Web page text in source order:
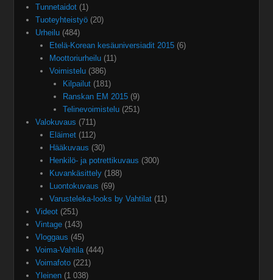
Tunnetaidot (1)
Tuoteyhteistyö (20)
Urheilu (484)
Etelä-Korean kesäuniversiadit 2015(6)
Moottoriurheilu(11)
Voimistelu(386)
Kilpailut (181)
Ranskan EM 2015 (9)
Telinevoimistelu (251)
Valokuvaus (711)
Eläimet(112)
Hääkuvaus (30)
Henkilö- ja potrettikuvaus (300)
Kuvankäsittely(188)
Luontokuvaus (69)
Varusteleka-looks by Vahtilat(11)
Videot (251)
Vintage (143)
Vloggaus (45)
Voima-Vahtila(444)
Voimafoto (221)
Yleinen (1 038)